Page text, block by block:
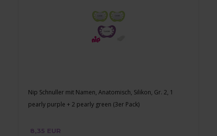
Nip Schnuller mit Namen, Anatomisch, Silikon, Gr. 2, 1
pearly purple + 2 pearly green (3er Pack)
8,35 EUR